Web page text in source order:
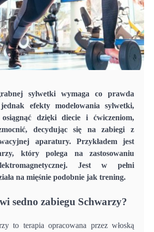
sylwetki wymaga co prawda
efekty modelowania sylwetki,
dzięki diecie i ćwiczeniom,
decydując się na zabiegi z
aparatury. Przykładem jest
który polega na zastosowaniu
Jest w pełni
na mięśnie podobnie jak trening.
sedno zabiegu Schwarzy?
to terapia opracowana przez włoską